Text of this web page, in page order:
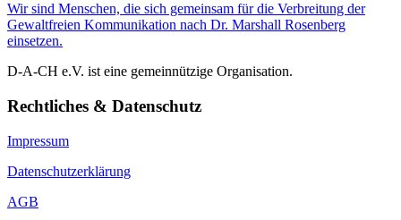
Wir sind Menschen, die sich gemeinsam für die Verbreitung der
Gewaltfreien Kommunikation nach Dr. Marshall Rosenberg
einsetzen.
D-A-CH e.V. ist eine gemeinnützige Organisation.
Rechtliches & Datenschutz
Impressum
Datenschutzerklärung
AGB